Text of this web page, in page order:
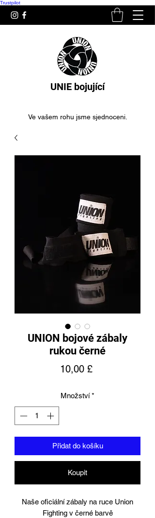
Trustpilot
UNIE bojující
Ve vašem rohu jsme sjednoceni.
UNION bojové zábaly
rukou černé
10,00 £Cena
Množství *
Přidat do košíku
Koupit
Naše oficiální zábaly na ruce Union
Fighting v černé barvě